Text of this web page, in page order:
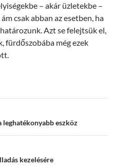
– akár üzletekbe –
csak abban az esetben, ha
Azt se felejtsük el,
fürdőszobába még ezek
leghatékonyabb eszköz
kezelésére